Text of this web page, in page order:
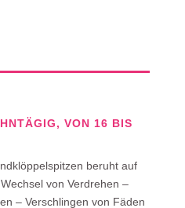
VON 16 BIS
beruht auf
von Verdrehen –
– Verschlingen von Fäden